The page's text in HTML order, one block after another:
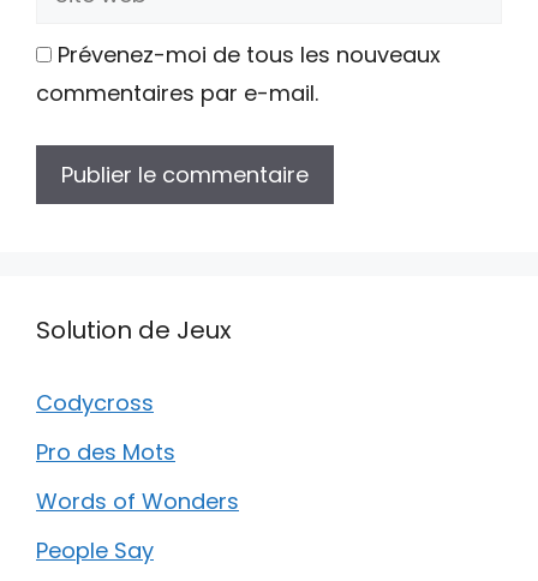
Prévenez-moi de tous les nouveaux
commentaires par e-mail.
Solution de Jeux
Codycross
Pro des Mots
Words of Wonders
People Say